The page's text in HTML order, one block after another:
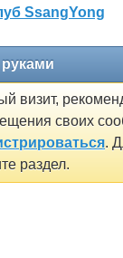
SsangYong
визит,
своих
.
раздел.